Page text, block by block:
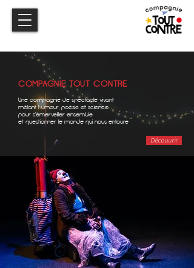
COMPAGNIE TOUT CONTRE
Une compagnie de spectacle vivant
mêlant humour, poésie et science
pour s'émerveiller ensemble
et questionner le monde qui nous entoure
Découvrir